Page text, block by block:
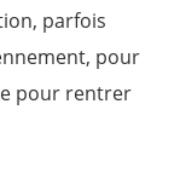
parfois
pour
pour rentrer